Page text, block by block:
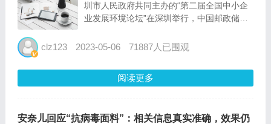
圳市人民政府共同主办的“第二届全国中小企
业发展环境论坛”在深圳举行，中国邮政储蓄
协同交响乐唱响服务小微最强音”为主题发表
大型商...
clz123 2023-05-06 71887人已围观
阅读更多
安奈儿回应“抗病毒面料”：相关信息真实准确，效果仍